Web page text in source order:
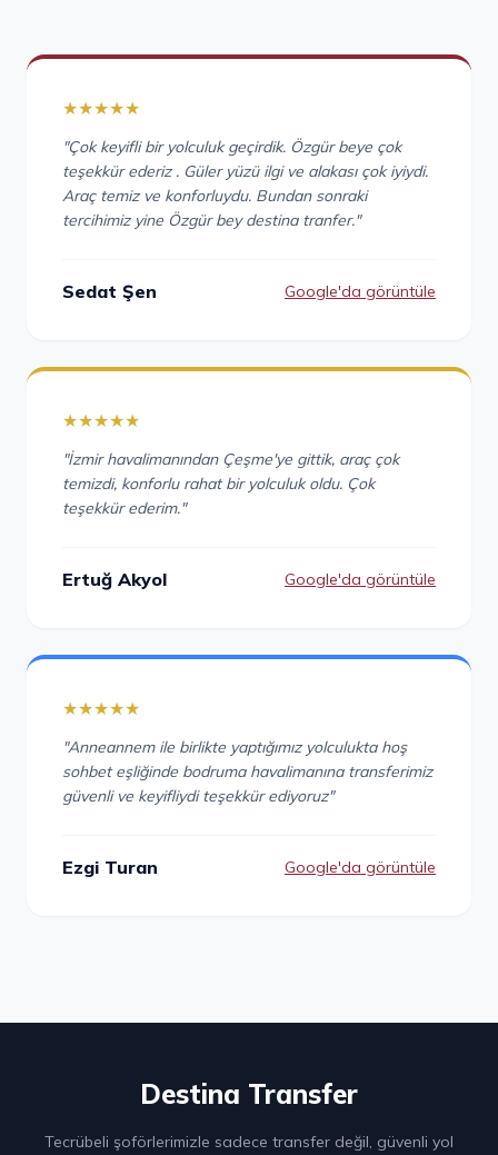
★★★★★
"Çok keyifli bir yolculuk geçirdik. Özgür beye çok
teşekkür ederiz . Güler yüzü ilgi ve alakası çok iyiydi.
Araç temiz ve konforluydu. Bundan sonraki
tercihimiz yine Özgür bey destina tranfer."
Sedat Şen Google'da görüntüle
★★★★★
"İzmir havalimanından Çeşme'ye gittik, araç çok
temizdi, konforlu rahat bir yolculuk oldu. Çok
teşekkür ederim."
Ertuğ Akyol Google'da görüntüle
★★★★★
"Anneannem ile birlikte yaptığımız yolculukta hoş
sohbet eşliğinde bodruma havalimanına transferimiz
güvenli ve keyifliydi teşekkür ediyoruz"
Ezgi Turan Google'da görüntüle
Destina Transfer
Tecrübeli şoförlerimizle sadece transfer değil, güvenli yol